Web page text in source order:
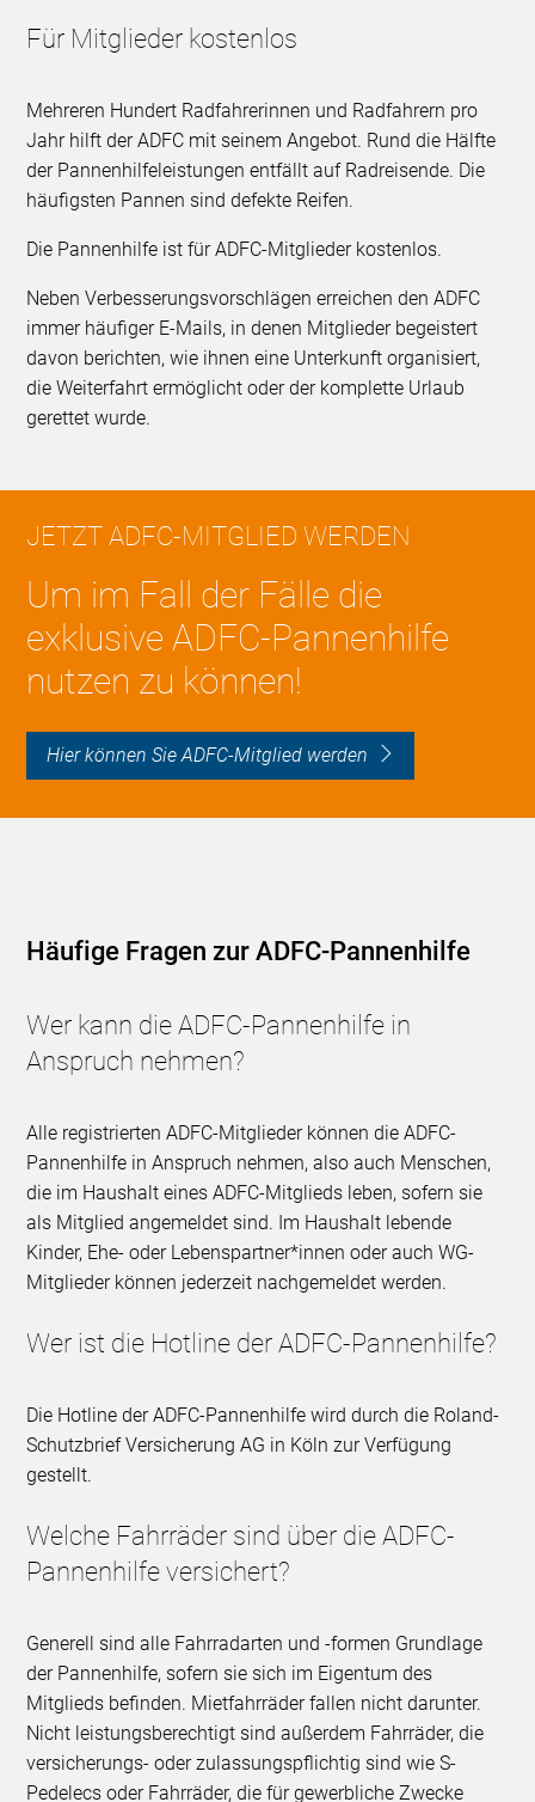
Für Mitglieder kostenlos
Mehreren Hundert Radfahrerinnen und Radfahrern pro
Jahr hilft der ADFC mit seinem Angebot. Rund die Hälfte
der Pannenhilfeleistungen entfällt auf Radreisende. Die
häufigsten Pannen sind defekte Reifen.
Die Pannenhilfe ist für ADFC-Mitglieder kostenlos.
Neben Verbesserungsvorschlägen erreichen den ADFC
immer häufiger E-Mails, in denen Mitglieder begeistert
davon berichten, wie ihnen eine Unterkunft organisiert,
die Weiterfahrt ermöglicht oder der komplette Urlaub
gerettet wurde.
JETZT ADFC-MITGLIED WERDEN
Um im Fall der Fälle die
exklusive ADFC-Pannenhilfe
nutzen zu können!
Hier können Sie ADFC-Mitglied werden
Häufige Fragen zur ADFC-Pannenhilfe
Wer kann die ADFC-Pannenhilfe in
Anspruch nehmen?
Alle registrierten ADFC-Mitglieder können die ADFC-
Pannenhilfe in Anspruch nehmen, also auch Menschen,
die im Haushalt eines ADFC-Mitglieds leben, sofern sie
als Mitglied angemeldet sind. Im Haushalt lebende
Kinder, Ehe- oder Lebenspartner*innen oder auch WG-
Mitglieder können jederzeit nachgemeldet werden.
Wer ist die Hotline der ADFC-Pannenhilfe?
Die Hotline der ADFC-Pannenhilfe wird durch die Roland-
Schutzbrief Versicherung AG in Köln zur Verfügung
gestellt.
Welche Fahrräder sind über die ADFC-
Pannenhilfe versichert?
Generell sind alle Fahrradarten und -formen Grundlage
der Pannenhilfe, sofern sie sich im Eigentum des
Mitglieds befinden. Mietfahrräder fallen nicht darunter.
Nicht leistungsberechtigt sind außerdem Fahrräder, die
versicherungs- oder zulassungspflichtig sind wie S-
Pedelecs oder Fahrräder, die für gewerbliche Zwecke